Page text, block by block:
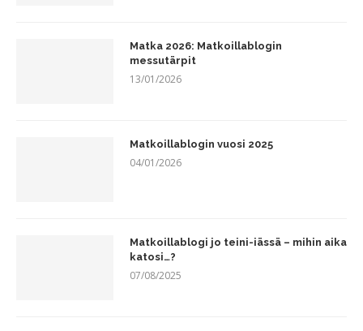
Matka 2026: Matkoillablogin
messutärpit
13/01/2026
Matkoillablogin vuosi 2025
04/01/2026
Matkoillablogi jo teini-iässä – mihin aika
katosi…?
07/08/2025